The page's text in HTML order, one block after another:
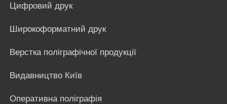
Цифровий друк
Широкоформатний друк
Верстка поліграфічної продукції
Видавництво Київ
Оперативна поліграфія